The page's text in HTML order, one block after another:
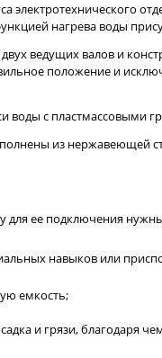
-15%
ES-3022 Станок
10-24" (380 V)
90 950 руб.
электротехнического
нагрева воды
ведущих валов и
положение и
воды с пластмассовыми
из нержавеющей
ее подключения
навыков или
емкость;
и грязи, благодаря